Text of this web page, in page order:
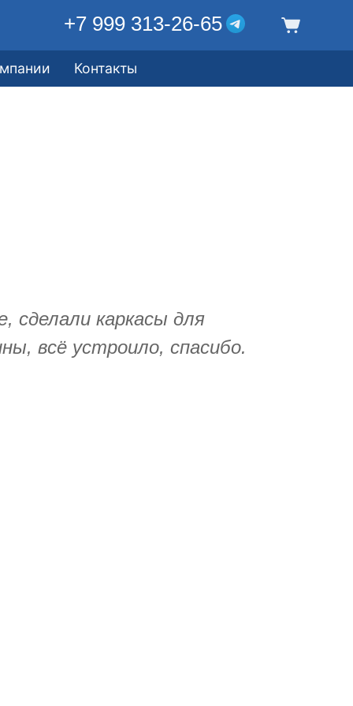
+7 999 313-26-65
Контакты
сделали каркасы для
всё устроило, спасибо.